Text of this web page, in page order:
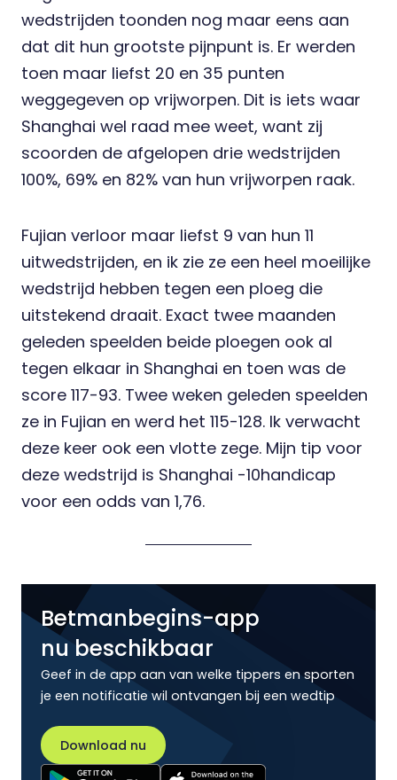
wedstrijden toonden nog maar eens aan
dat dit hun grootste pijnpunt is. Er werden
toen maar liefst 20 en 35 punten
weggegeven op vrijworpen. Dit is iets waar
Shanghai wel raad mee weet, want zij
scoorden de afgelopen drie wedstrijden
100%, 69% en 82% van hun vrijworpen raak.
Fujian verloor maar liefst 9 van hun 11
uitwedstrijden, en ik zie ze een heel moeilijke
wedstrijd hebben tegen een ploeg die
uitstekend draait. Exact twee maanden
geleden speelden beide ploegen ook al
tegen elkaar in Shanghai en toen was de
score 117-93. Twee weken geleden speelden
ze in Fujian en werd het 115-128. Ik verwacht
deze keer ook een vlotte zege. Mijn tip voor
deze wedstrijd is Shanghai -10handicap
voor een odds van 1,76.
Betmanbegins-app
nu beschikbaar
Geef in de app aan van welke tippers en sporten
je een notificatie wil ontvangen bij een wedtip
Download nu